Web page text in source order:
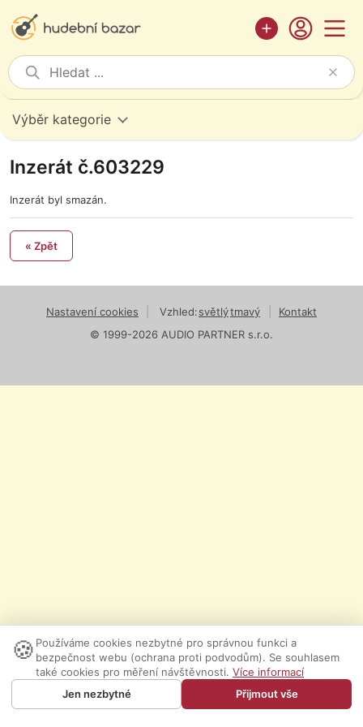
Výběr kategorie
Inzerát č.603229
Inzerát byl smazán.
« Zpět
Nastavení cookies Vzhled:světlýtmavý
Kontakt
© 1999-2026 AUDIO PARTNER s.r.o.
🍪 Používáme cookies nezbytné pro správnou funkci a
bezpečnost webu (ochrana proti podvodům). Se souhlasem
také cookies pro měření návštěvnosti. Více informací
Jen nezbytné
Přijmout vše